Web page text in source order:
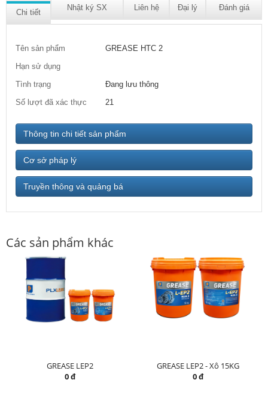
Chi tiết
Nhật ký SX Liên hệ Đại lý Đánh giá
Tên sản phẩm
GREASE HTC 2
Hạn sử dụng
Tình trạng
Đang lưu thông
Số lượt đã xác thực
21
Thông tin chi tiết sản phẩm
Cơ sở pháp lý
Truyền thông và quảng bá
Các sản phẩm khác
GREASE LEP2
0 đ
GREASE LEP2 - Xô 15KG
0 đ